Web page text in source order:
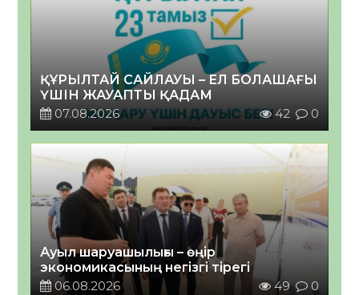
ҚҰРЫЛТАЙ САЙЛАУЫ – ЕЛ БОЛАШАҒЫ
ҮШІН ЖАУАПТЫ ҚАДАМ
07.08.2026
42 0
Ауыл шаруашылығы – өңір
экономикасының негізгі тірегі
06.08.2026
49 0